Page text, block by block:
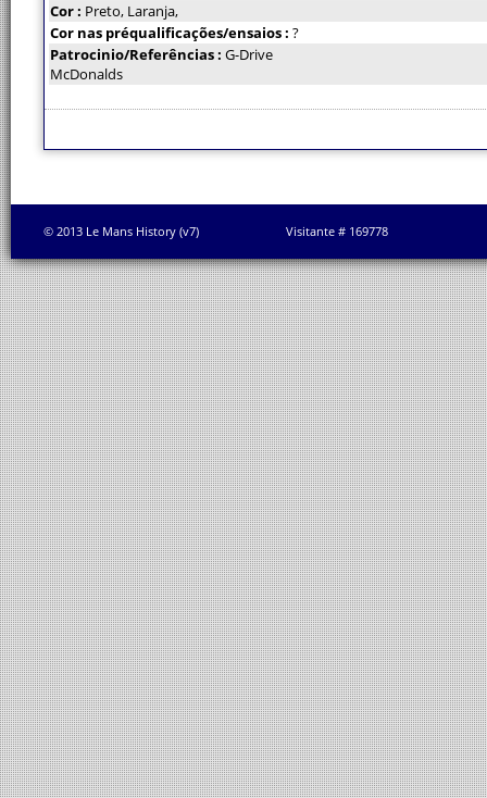
Cor : Preto, Laranja,
Cor nas préqualificações/ensaios : ?
Patrocinio/Referências : G-Drive
McDonalds
© 2013 Le Mans History (v7) Visitante # 169778